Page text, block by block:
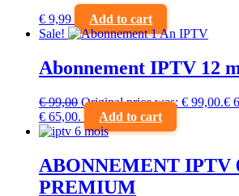
€ 9,99
Add to cart
Sale!
Abonnement IPTV 12
€99,00 Original price was: € 99,00.€
€ 65,00.
Add to cart
ABONNEMENT IPTV
PREMIUM